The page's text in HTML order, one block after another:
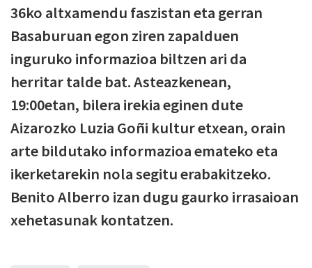
36ko altxamendu faszistan eta gerran
Basaburuan egon ziren zapalduen
inguruko informazioa biltzen ari da
herritar talde bat. Asteazkenean,
19:00etan, bilera irekia eginen dute
Aizarozko Luzia Goñi kultur etxean, orain
arte bildutako informazioa emateko eta
ikerketarekin nola segitu erabakitzeko.
Benito Alberro izan dugu gaurko irrasaioan
xehetasunak kontatzen.